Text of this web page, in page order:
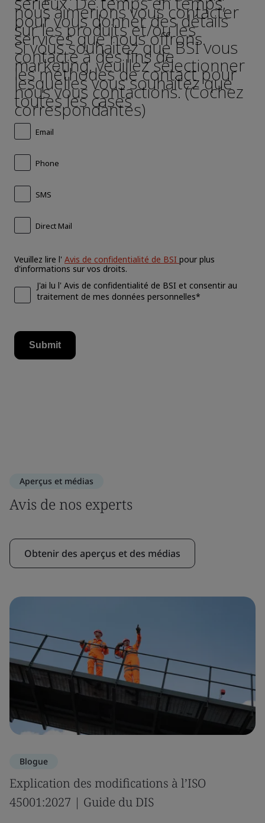
Aperçus et médias
Avis de nos experts
Obtenir des aperçus et des médias
Blogue
Explication des modifications à l’ISO
45001:2027 | Guide du DIS